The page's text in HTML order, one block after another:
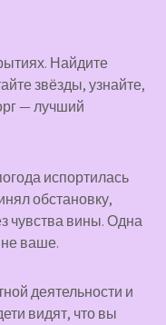
Найдите
звёзды, узнайте,
— лучший
испортилась
обстановку,
чувства вины. Одна
не ваше.
деятельности и
видят, что вы